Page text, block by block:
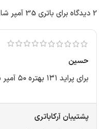
2 دیدگاه برای باتری 35 آمپر شارک
حسین
برای پراید ۱۳۱ بهتره ۵۰ آمپر بگیرم یا ۵۵ آمپر؟
پشتیبان آرکاباتری